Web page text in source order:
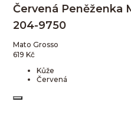
Červená Peněženka
204-9750
Mato Grosso
619 Kč
Kůže
Červená